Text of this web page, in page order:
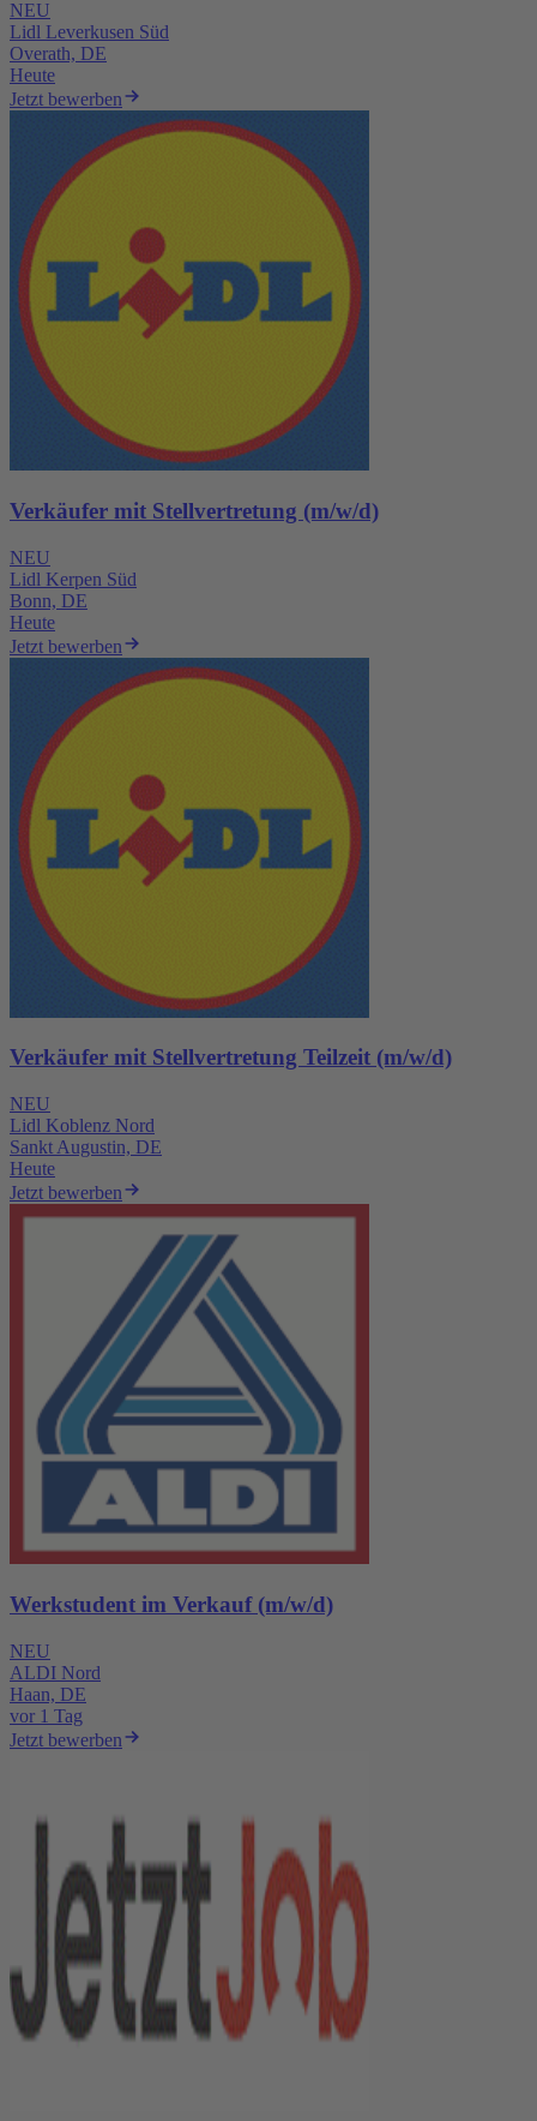
NEU
Lidl Leverkusen Süd
Overath, DE
Heute
Jetzt bewerben
Verkäufer mit Stellvertretung (m/w/d)
NEU
Lidl Kerpen Süd
Bonn, DE
Heute
Jetzt bewerben
Verkäufer mit Stellvertretung Teilzeit (m/w/d)
NEU
Lidl Koblenz Nord
Sankt Augustin, DE
Heute
Jetzt bewerben
Werkstudent im Verkauf (m/w/d)
NEU
ALDI Nord
Haan, DE
vor 1 Tag
Jetzt bewerben